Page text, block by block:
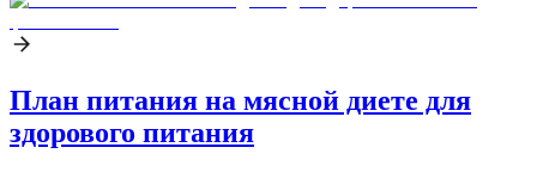
План питания на мясной диете для
здорового питания